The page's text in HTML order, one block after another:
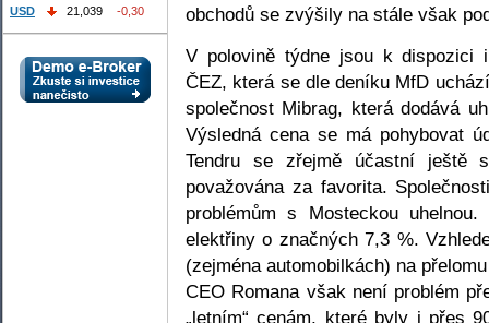
obchodů se zvýšily na stále však
V polovině týdne jsou k dispozici
ČEZ, která se dle deníku MfD
společnost Mibrag, která dodává
Výsledná cena se má pohybovat
Tendru se zřejmě účastní ještě
považována za favorita.
problémům s Mosteckou
elektřiny o značných 7,3 %.
(zejména automobilkách) na
CEO Romana však není problém
„letním“ cenám, které byly i přes
USD
21,039 -0,30